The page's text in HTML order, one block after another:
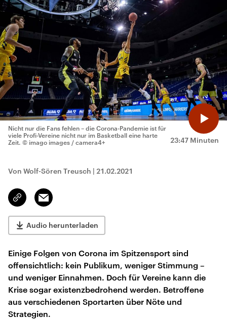
23:47 Minuten
Nicht nur die Fans fehlen – die Corona-Pandemie ist für
viele Profi-Vereine nicht nur im Basketball eine harte
Zeit. © imago images / camera4+
Von Wolf-Sören Treusch | 21.02.2021
Link
kopieren/teilen
Email
Audio herunterladen
Einige Folgen von Corona im Spitzensport sind
offensichtlich: kein Publikum, weniger Stimmung –
und weniger Einnahmen. Doch für Vereine kann die
Krise sogar existenzbedrohend werden. Betroffene
aus verschiedenen Sportarten über Nöte und
Strategien.